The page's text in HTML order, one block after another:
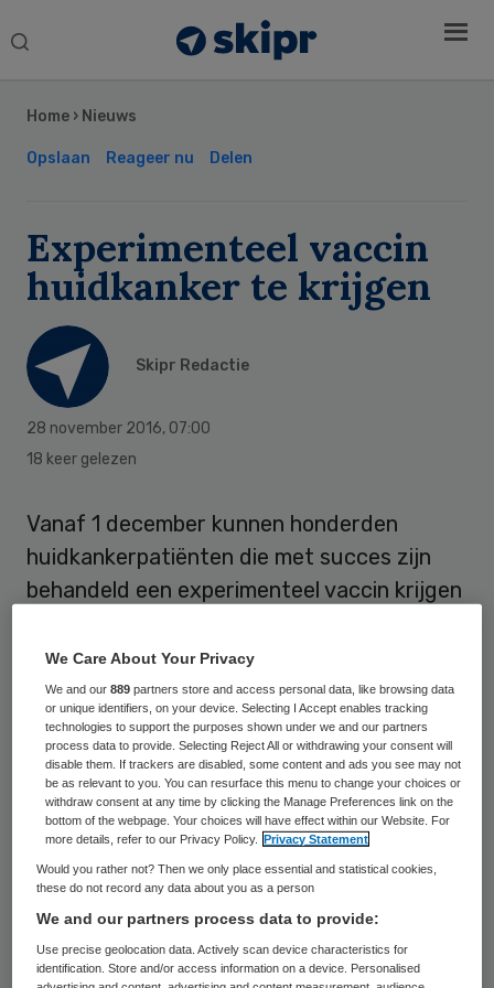
Search
Home › Nieuws
Opslaan Reageer nu Delen
Experimenteel vaccin
huidkanker te krijgen
Skipr Redactie
28 november 2016, 07:00
18 keer gelezen
Vanaf 1 december kunnen honderden
huidkankerpatiënten die met succes zijn
behandeld een experimenteel vaccin krijgen
naar verwachting wordt verkleind. Het
Radboudumc begint dan met een brede
experimentele behandeling waarmee het
afweersysteem van patiënten wordt
geactiveerd om zich tegen de kanker te
keren.
De therapie is bedoeld voor
huidkankerpatiënten bij wie recent
lymfeklieren met uitzaaiingen zijn
verwijderd. Het onderzoek duurt tot 2021
Sidebar
We Care About Your Privacy
We and our889 partners store and access personal data, like browsing data
or unique identifiers, on your device. Selecting I Accept enables tracking
technologies to support the purposes shown under we and our partners
process data to provide. Selecting Reject All or withdrawing your consent will
disable them. If trackers are disabled, some content and ads you see may not
be as relevant to you. You can resurface this menu to change your choices or
withdraw consent at any time by clicking the Manage Preferences link on the
bottom of the webpage. Your choices will have effect within our Website. For
more details, refer to our Privacy Policy.
Privacy Statement
Would you rather not? Then we only place essential and statistical cookies,
these do not record any data about you as a person
We and our partners process data to provide:
Use precise geolocation data. Actively scan device characteristics for
identification. Store and/or access information on a device. Personalised